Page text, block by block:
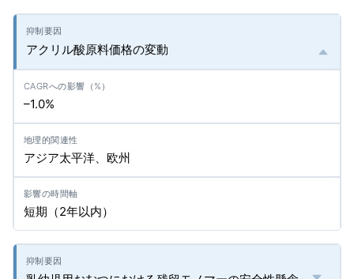
アクリル酸原料価格の変動
–1.0%
アジア太平洋、欧州
短期（2年以内）